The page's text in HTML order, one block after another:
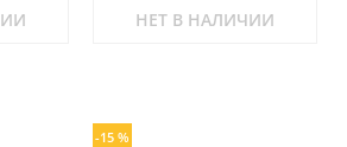
НЕТ В НАЛИЧИИ
-15 %